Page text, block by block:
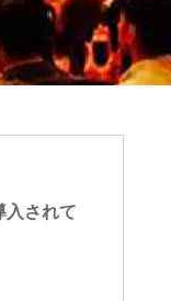
入されて